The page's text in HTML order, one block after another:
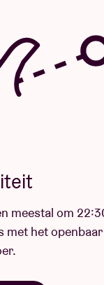
meestal om
met het openbaar